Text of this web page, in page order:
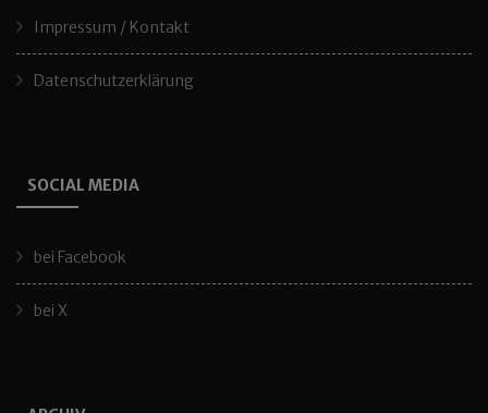
Impressum / Kontakt
Datenschutzerklärung
SOCIAL MEDIA
bei Facebook
bei X